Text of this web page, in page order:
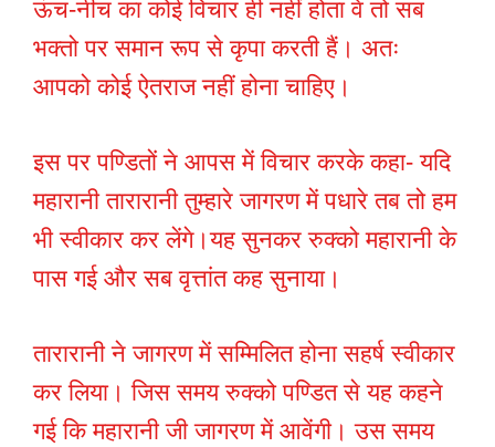
ऊंच-नीच का कोई विचार ही नहीं होता वे तो सब
भक्तो पर समान रूप से कृपा करती हैं। अतः
आपको कोई ऐतराज नहीं होना चाहिए।
इस पर पण्डितों ने आपस में विचार करके कहा- यदि
महारानी तारारानी तुम्हारे जागरण में पधारे तब तो हम
भी स्वीकार कर लेंगे।यह सुनकर रुक्को महारानी के
पास गई और सब वृत्तांत कह सुनाया।
तारारानी ने जागरण में सम्मिलित होना सहर्ष स्वीकार
कर लिया। जिस समय रुक्को पण्डित से यह कहने
गई कि महारानी जी जागरण में आवेंगी। उस समय